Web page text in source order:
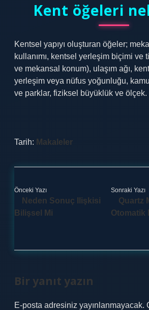
Kent öğeleri
Kentsel yapıyı oluşturan öğeler;
kullanımı, kentsel yerleşim biçimi ve
ve mekansal konum), ulaşım ağı,
yerleşim veya nüfus yoğunluğu,
ve parklar, fiziksel büyüklük ve ölçek.
Tarih: Makaleler
Önceki Yazı
Neden Sonuç Ilişkisi
Bilişsel Mi
Sonraki Yazı
Quartz
Otomatik
Bir yanıt yazın
E-posta adresiniz yayınlanmayacak.